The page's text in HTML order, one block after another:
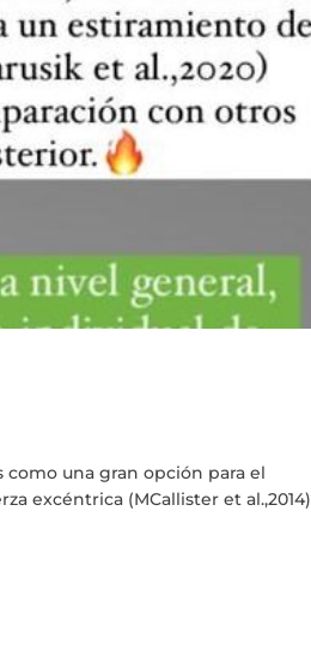
una gran opción para el
excéntrica (MCallister et al.,2014)